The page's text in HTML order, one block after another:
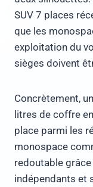
SUV 7 places
que les
exploitation du
sièges doivent
Concrètement, un
litres de coffre
place parmi les
monospace
redoutable
indépendants et